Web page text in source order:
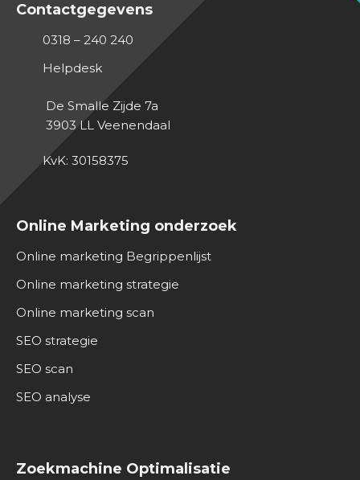
Online Marketing onderzoek
Online marketing Begrippenlijst
Online marketing strategie
Online marketing scan
SEO strategie
SEO scan
SEO analyse
Zoekmachine Optimalisatie
Contactgegevens
0318 – 240 240
Helpdesk
De Smalle Zijde 7a
3903 LL Veenendaal
KvK: 30158375